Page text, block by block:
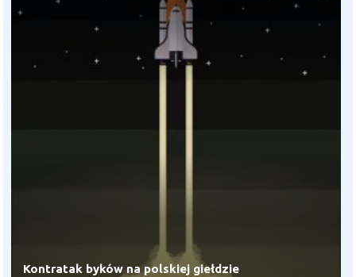
Kontratak byków na polskiej giełdzie